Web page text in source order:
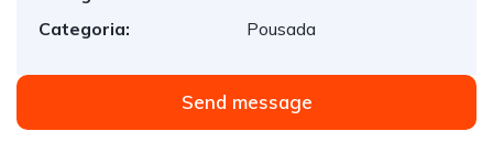
Categoria:
Pousada
Send message